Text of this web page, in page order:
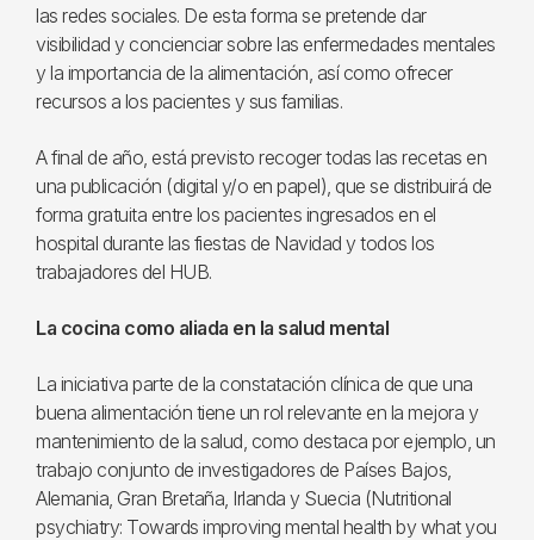
las redes sociales. De esta forma se pretende dar
visibilidad y concienciar sobre las enfermedades mentales
y la importancia de la alimentación, así como ofrecer
recursos a los pacientes y sus familias.
A final de año, está previsto recoger todas las recetas en
una publicación (digital y/o en papel), que se distribuirá de
forma gratuita entre los pacientes ingresados en el
hospital durante las fiestas de Navidad y todos los
trabajadores del HUB.
La cocina como aliada en la salud mental
La iniciativa parte de la constatación clínica de que una
buena alimentación tiene un rol relevante en la mejora y
mantenimiento de la salud, como destaca por ejemplo, un
trabajo conjunto de investigadores de Países Bajos,
Alemania, Gran Bretaña, Irlanda y Suecia (Nutritional
psychiatry: Towards improving mental health by what you